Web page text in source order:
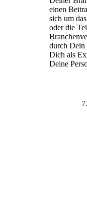
einen
sich um
oder die
durch Dein
Dich als
Deine